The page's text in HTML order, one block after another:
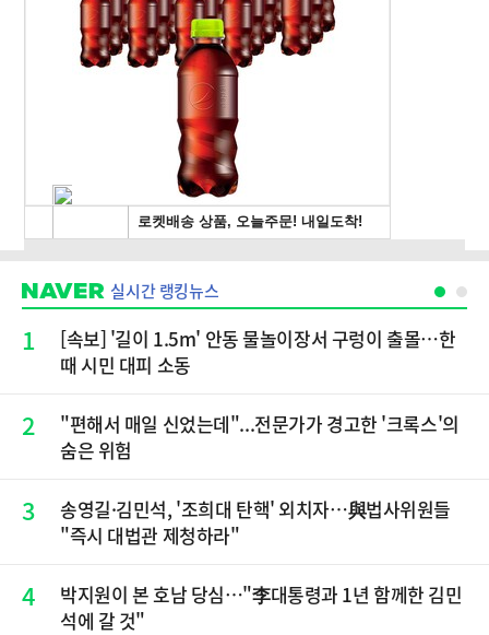
실시간 랭킹뉴스
1
[속보] '길이 1.5m' 안동 물놀이장서 구렁이 출몰…한
때 시민 대피 소동
2
"편해서 매일 신었는데"...전문가가 경고한 '크록스'의
숨은 위험
3
송영길·김민석, '조희대 탄핵' 외치자…與법사위원들
"즉시 대법관 제청하라"
4
박지원이 본 호남 당심…"李대통령과 1년 함께한 김민
석에 갈 것"